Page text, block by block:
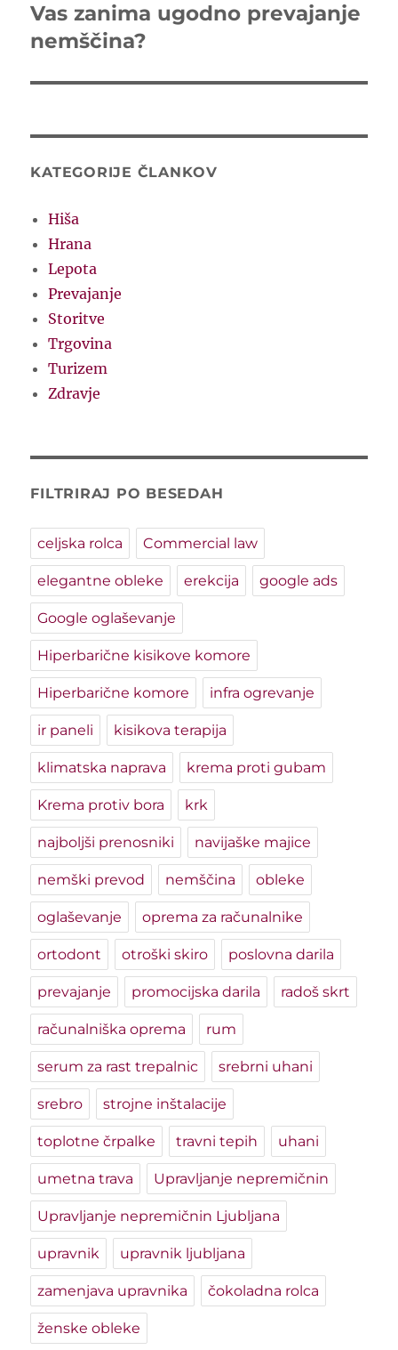
Next
post:
Vas zanima ugodno prevajanje
nemščina?
KATEGORIJE ČLANKOV
Hiša
Hrana
Lepota
Prevajanje
Storitve
Trgovina
Turizem
Zdravje
FILTRIRAJ PO BESEDAH
celjska rolca Commercial law
elegantne obleke erekcija google ads
Google oglaševanje
Hiperbarične kisikove komore
Hiperbarične komore infra ogrevanje
ir paneli kisikova terapija
klimatska naprava krema proti gubam
Krema protiv bora krk
najboljši prenosniki navijaške majice
nemški prevod nemščina obleke
oglaševanje oprema za računalnike
ortodont otroški skiro poslovna darila
prevajanje promocijska darila radoš skrt
računalniška oprema rum
serum za rast trepalnic srebrni uhani
srebro strojne inštalacije
toplotne črpalke travni tepih uhani
umetna trava Upravljanje nepremičnin
Upravljanje nepremičnin Ljubljana
upravnik upravnik ljubljana
zamenjava upravnika čokoladna rolca
ženske obleke